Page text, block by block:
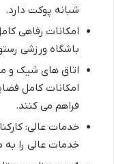
شبانه پوکت دارد.
امکانات رفاهی
باشگاه ورزشی
اتاق های شیک و
امکانات کامل
فراهم می کنند.
خدمات عالی:
خدمات عالی را به